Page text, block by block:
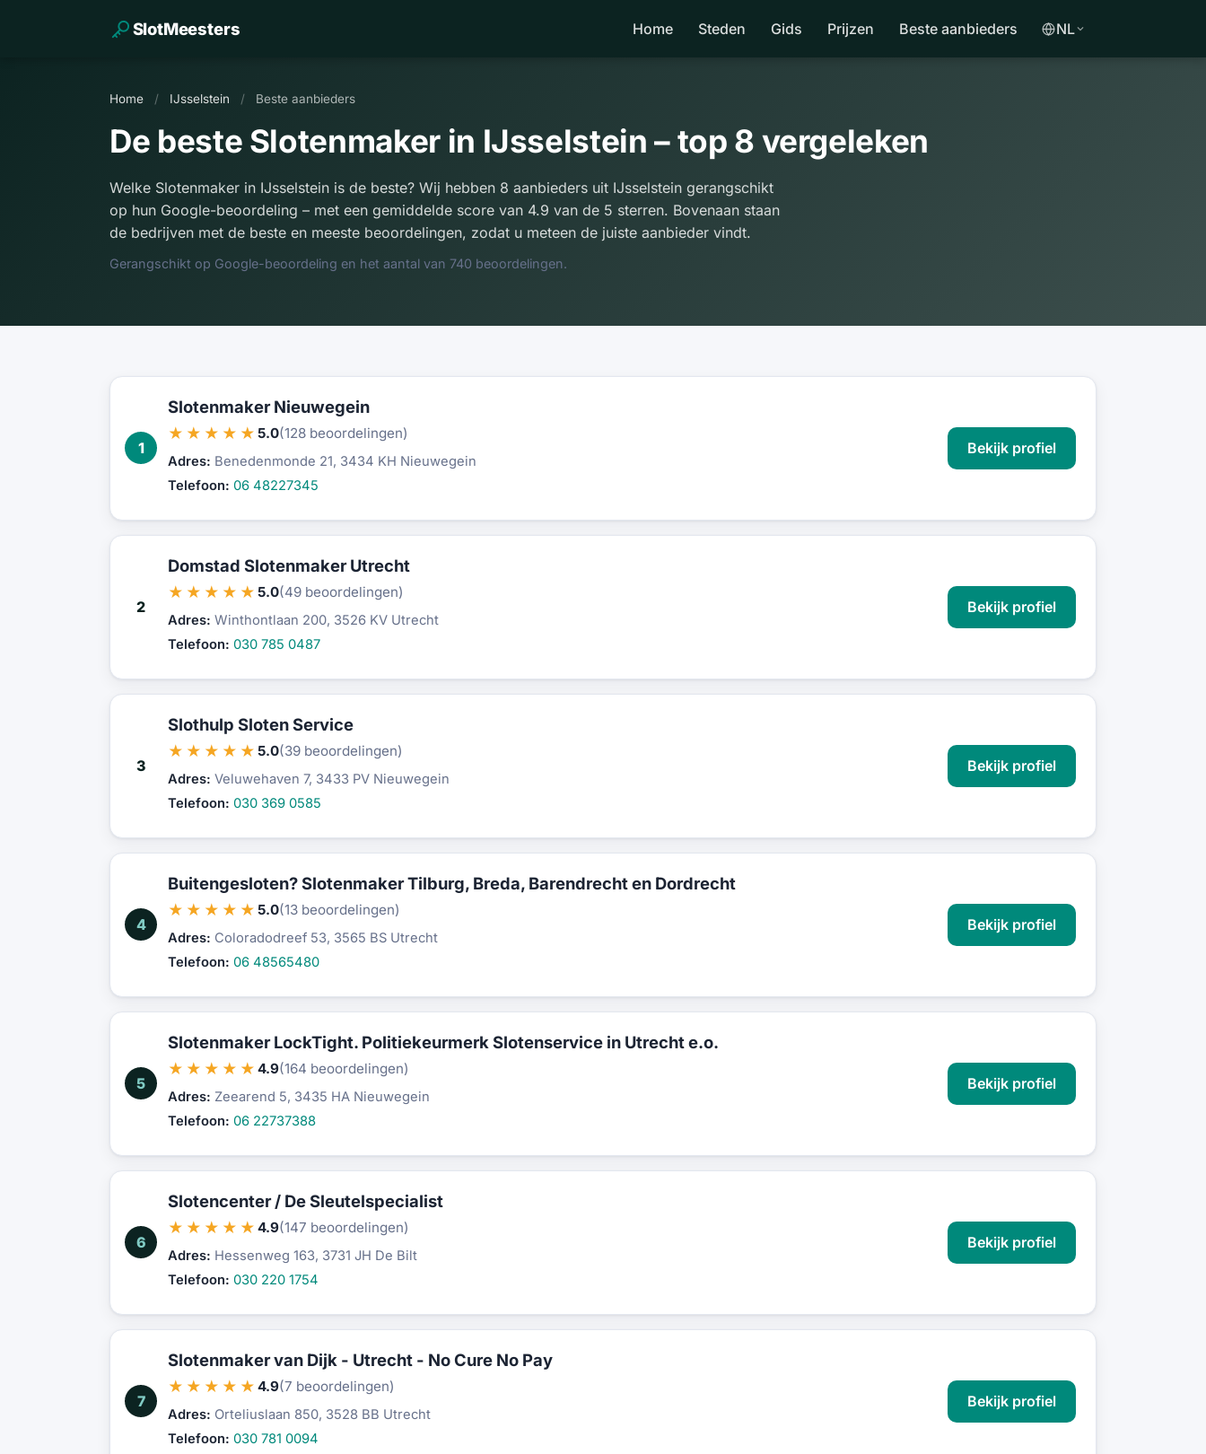
SlotMeesters Home Steden Gids Prijzen Beste aanbieders NL
Home / IJsselstein / Beste aanbieders
De beste Slotenmaker in IJsselstein – top 8 vergeleken
Welke Slotenmaker in IJsselstein is de beste? Wij hebben 8 aanbieders uit IJsselstein gerangschikt
op hun Google-beoordeling – met een gemiddelde score van 4.9 van de 5 sterren. Bovenaan staan
de bedrijven met de beste en meeste beoordelingen, zodat u meteen de juiste aanbieder vindt.
Gerangschikt op Google-beoordeling en het aantal van 740 beoordelingen.
1
Slotenmaker Nieuwegein
★★★★★ 5.0(128 beoordelingen)
Adres: Benedenmonde 21, 3434 KH Nieuwegein
Telefoon: 06 48227345
Bekijk profiel
2
Domstad Slotenmaker Utrecht
★★★★★ 5.0(49 beoordelingen)
Adres: Winthontlaan 200, 3526 KV Utrecht
Telefoon: 030 785 0487
Bekijk profiel
3
Slothulp Sloten Service
★★★★★ 5.0(39 beoordelingen)
Adres: Veluwehaven 7, 3433 PV Nieuwegein
Telefoon: 030 369 0585
Bekijk profiel
4
Buitengesloten? Slotenmaker Tilburg, Breda, Barendrecht en Dordrecht
★★★★★ 5.0(13 beoordelingen)
Adres: Coloradodreef 53, 3565 BS Utrecht
Telefoon: 06 48565480
Bekijk profiel
5
Slotenmaker LockTight. Politiekeurmerk Slotenservice in Utrecht e.o.
★★★★★ 4.9(164 beoordelingen)
Adres: Zeearend 5, 3435 HA Nieuwegein
Telefoon: 06 22737388
Bekijk profiel
6
Slotencenter / De Sleutelspecialist
★★★★★ 4.9(147 beoordelingen)
Adres: Hessenweg 163, 3731 JH De Bilt
Telefoon: 030 220 1754
Bekijk profiel
7
Slotenmaker van Dijk - Utrecht - No Cure No Pay
★★★★★ 4.9(7 beoordelingen)
Adres: Orteliuslaan 850, 3528 BB Utrecht
Telefoon: 030 781 0094
Bekijk profiel